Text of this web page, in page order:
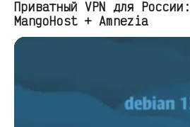
Приватный VPN для
MangoHost + Amnezia